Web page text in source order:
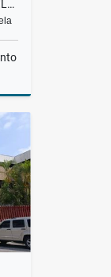
LOCALES CONSULTORIOS ODONTOLOGICOS EN ALQUILER LA TRINIDAD/CCS RH